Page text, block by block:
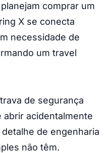
comprar um
X se conecta
necessidade de
um travel
de segurança
abrir acidentalmente
de engenharia
não têm.